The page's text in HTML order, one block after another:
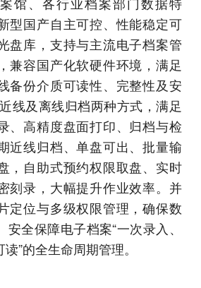
型国产自主可控、性能稳定可
盘库，支持与主流电子档案管
兼容国产化软硬件环境，满足
备份介质可读性、完整性及安
线及离线归档两种方式，满足
、高精度盘面打印、归档与检
近线归档、单盘可出、批量输
，自助式预约权限取盘、实时
刻录，大幅提升作业效率。并
定位与多级权限管理，确保数
全保障电子档案“一次录入、
”的全生命周期管理。